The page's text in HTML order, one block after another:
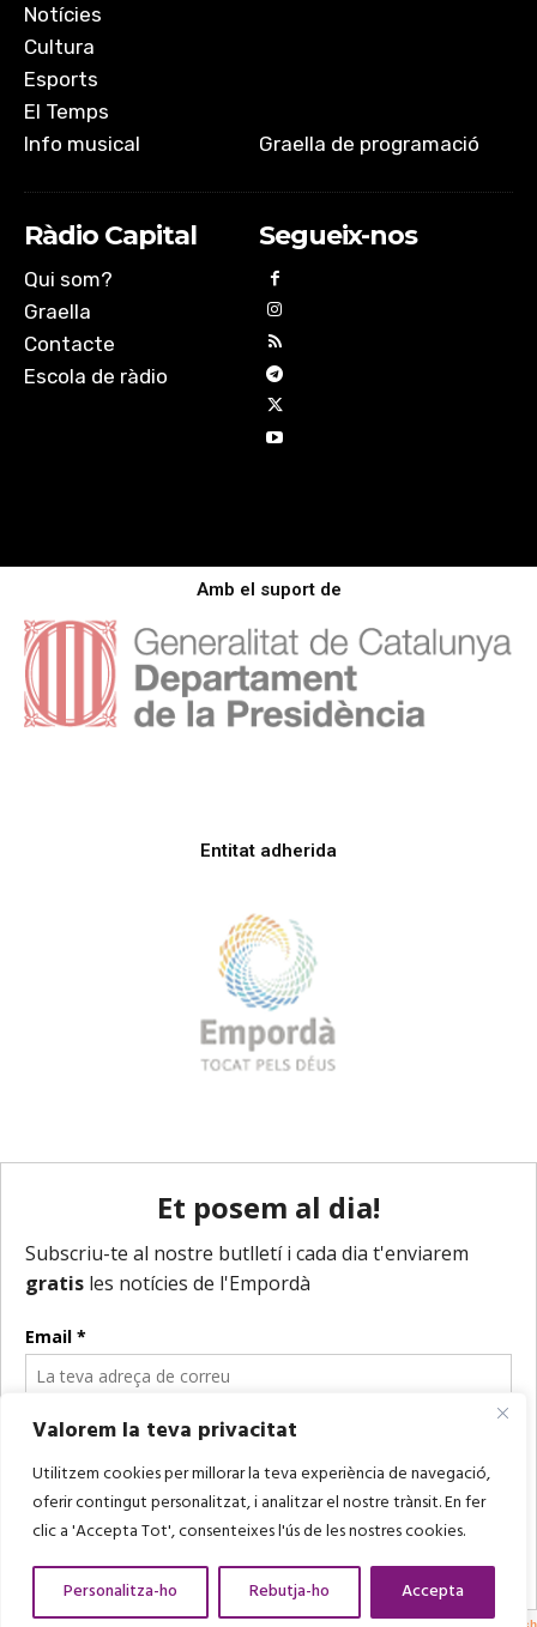
Valorem la teva privacitat
Utilitzem cookies per millorar la teva experiència de navegació,
oferir contingut personalitzat, i analitzar el nostre trànsit. En fer
clic a 'Accepta Tot', consenteixes l'ús de les nostres cookies.
Personalitza-ho Rebutja-ho Accepta
Notícies
Cultura
Esports
El Temps
Info musical
Graella de programació
Ràdio Capital
Qui som?
Graella
Contacte
Escola de ràdio
Segueix-nos
Amb el suport de
Entitat adherida